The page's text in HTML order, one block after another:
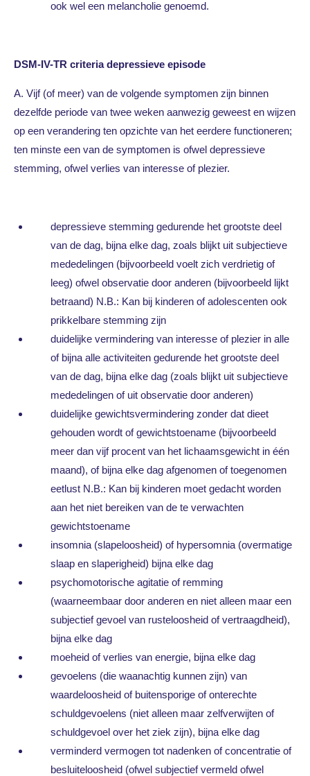
ook wel een melancholie genoemd.
DSM-IV-TR criteria depressieve episode
A. Vijf (of meer) van de volgende symptomen zijn binnen
dezelfde periode van twee weken aanwezig geweest en wijzen
op een verandering ten opzichte van het eerdere functioneren;
ten minste een van de symptomen is ofwel depressieve
stemming, ofwel verlies van interesse of plezier.
depressieve stemming gedurende het grootste deel
van de dag, bijna elke dag, zoals blijkt uit subjectieve
mededelingen (bijvoorbeeld voelt zich verdrietig of
leeg) ofwel observatie door anderen (bijvoorbeeld lijkt
betraand) N.B.: Kan bij kinderen of adolescenten ook
prikkelbare stemming zijn
duidelijke vermindering van interesse of plezier in alle
of bijna alle activiteiten gedurende het grootste deel
van de dag, bijna elke dag (zoals blijkt uit subjectieve
mededelingen of uit observatie door anderen)
duidelijke gewichtsvermindering zonder dat dieet
gehouden wordt of gewichtstoename (bijvoorbeeld
meer dan vijf procent van het lichaamsgewicht in één
maand), of bijna elke dag afgenomen of toegenomen
eetlust N.B.: Kan bij kinderen moet gedacht worden
aan het niet bereiken van de te verwachten
gewichtstoename
insomnia (slapeloosheid) of hypersomnia (overmatige
slaap en slaperigheid) bijna elke dag
psychomotorische agitatie of remming
(waarneembaar door anderen en niet alleen maar een
subjectief gevoel van rusteloosheid of vertraagdheid),
bijna elke dag
moeheid of verlies van energie, bijna elke dag
gevoelens (die waanachtig kunnen zijn) van
waardeloosheid of buitensporige of onterechte
schuldgevoelens (niet alleen maar zelfverwijten of
schuldgevoel over het ziek zijn), bijna elke dag
verminderd vermogen tot nadenken of concentratie of
besluiteloosheid (ofwel subjectief vermeld ofwel